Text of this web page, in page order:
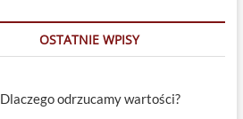
OSTATNIE WPISY
odrzucamy wartości?